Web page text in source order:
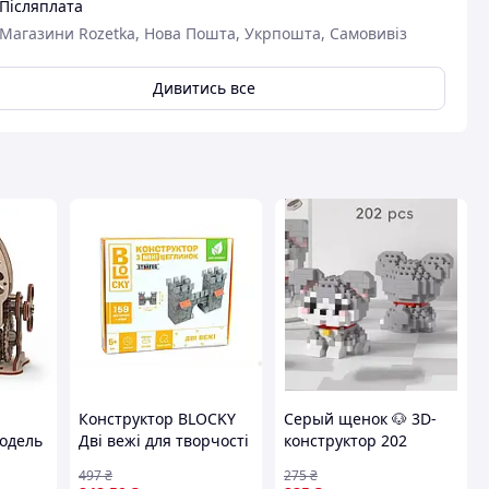
Післяплата
Магазини Rozetka, Нова Пошта, Укрпошта, Самовивіз
Дивитись все
Конструктор BLOCKY
Дві вежі для творчості
дітей і дорослих
497₴
Серый щенок 🐶 3D-
конструктор 202
фигурка в стиле LEGO
275₴